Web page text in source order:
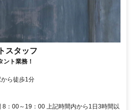
スタッフ
ント業務！
ら徒歩1分
8：00～19：00 上記時間内から1日3時間以